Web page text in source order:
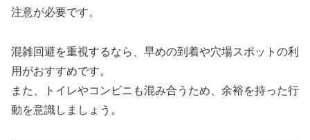
注意が必要です。
混雑回避を重視するなら、早めの到着や穴場スポットの利
用がおすすめです。
また、トイレやコンビニも混み合うため、余裕を持った行
動を意識しましょう。